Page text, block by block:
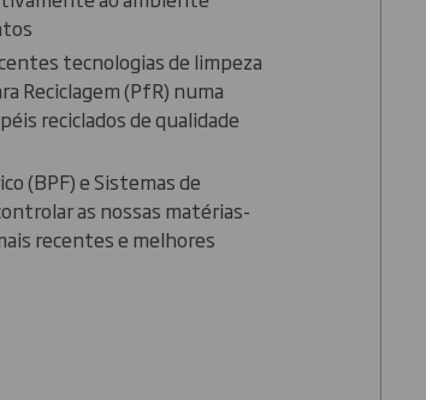
tecnologias de limpeza
Reciclagem (PfR) numa
reciclados de qualidade
(BPF) e Sistemas de
as nossas matérias-
recentes e melhores